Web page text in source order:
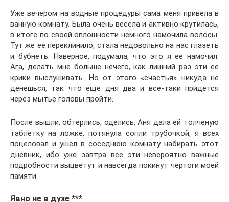
Уже вечером на водные процедуры сама меня привела в
ванную комнату. Была очень весела и активно крутилась,
в итоге по своей оплошности немного намочила волосы.
Тут же ее переклинило, стала недовольно на нас глазеть
и бубнеть. Наверное, подумала, что это я ее намочил.
Ага, делать мне больше нечего, как лишний раз эти ее
крики выслушивать. Но от этого «счастья» никуда не
денешься, так что еще дня два и все-таки придется
через мытьё головы пройти.
После вышли, обтерлись, оделись, Аня дала ей толченую
таблетку на ложке, потянула сопли трубочкой, я всех
поцеловал и ушел в соседнюю комнату набирать этот
дневник, ибо уже завтра все эти невероятно важные
подробности выцветут и навсегда покинут чертоги моей
памяти.
Явно не в духе ***